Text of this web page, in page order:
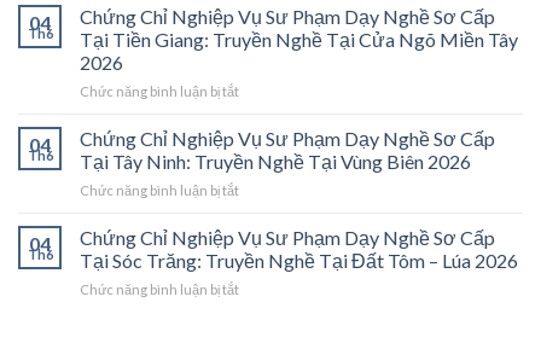
Cấp
Tại
Vĩnh
2026:
Cánh
Cửa
“Thầy
Nghề”
Ở
Tâm
Chỉ
Nghiệp
Vụ
Phạm
Cấp
Tại
Trà
Vinh
Bệ
Phóng
Cho
Thợ
04
Th6
Chứng Chỉ Nghiệp Vụ Sư Phạm Dạy Nghề Sơ Cấp
Tại Tiền Giang: Truyền Nghề Tại Cửa Ngõ Miền Tây
2026
Chức năng bình luận bị tắtở
Chỉ
Nghiệp
Vụ
Sư
Dạy
Nghề
Sơ
Cấp
04
Th6
Chứng Chỉ Nghiệp Vụ Sư Phạm Dạy Nghề Sơ Cấp
Tại Tây Ninh: Truyền Nghề Tại Vùng Biên 2026
Chức năng bình luận bị tắtở
Chỉ
Nghiệp
Vụ
Sư
04
Th6
Chứng Chỉ Nghiệp Vụ Sư Phạm Dạy Nghề Sơ Cấp
Tại Sóc Trăng: Truyền Nghề Tại Đất Tôm – Lúa 2026
Chức năng bình luận bị tắtở